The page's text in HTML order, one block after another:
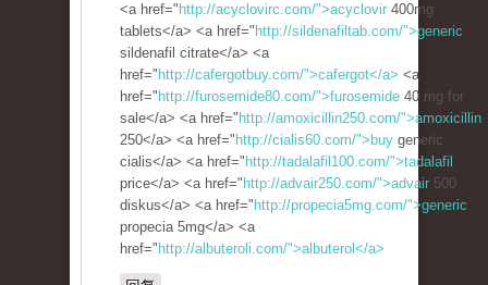
<a href=" http://acyclovirc.com/">acyclovir 400mg
tablets</a> <a href=" http://sildenafiltab.com/">generic
sildenafil citrate</a> <a
href=" http://cafergotbuy.com/">cafergot</a> <a
href=" http://furosemide80.com/">furosemide 40 mg for
sale</a> <a href=" http://amoxicillin250.com/">amoxicillin
250</a> <a href=" http://cialis60.com/">buy generic
cialis</a> <a href=" http://tadalafil100.com/">tadalafil
price</a> <a href=" http://advair250.com/">advair 500
diskus</a> <a href=" http://propecia5mg.com/">generic
propecia 5mg</a> <a
href=" http://albuteroli.com/">albuterol</a>